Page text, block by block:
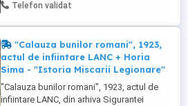
Telefon validat
"Calauza bunilor romani", 1923,
actul de infiintare LANC + Horia
Sima - "Istoria Miscarii Legionare"
"Calauza bunilor romani", 1923, actul de
infiintare LANC, din arhiva Sigurantei